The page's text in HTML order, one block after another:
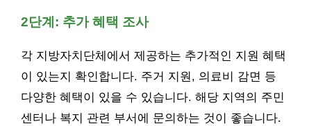
2단계: 추가 혜택 조사
각 지방자치단체에서 제공하는 추가적인 지원 혜택
이 있는지 확인합니다. 주거 지원, 의료비 감면 등
다양한 혜택이 있을 수 있습니다. 해당 지역의 주민
센터나 복지 관련 부서에 문의하는 것이 좋습니다.